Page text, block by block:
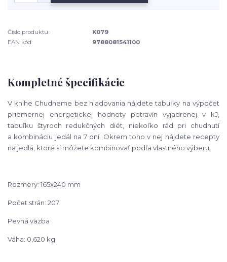
Číslo produktu:
K079
EAN kód:
9788081541100
Kompletné špecifikácie
V knihe Chudneme bez hladovania nájdete tabuľky na výpočet
priemernej energetickej hodnoty potravín vyjadrenej v kJ,
tabuľku štyroch redukčných diét, niekoľko rád pri chudnutí
a kombináciu jedál na 7 dní. Okrem toho v nej nájdete recepty
na jedlá, ktoré si môžete kombinovať podľa vlastného výberu.
Rozmery: 165x240 mm
Počet strán: 207
Pevná väzba
Váha: 0,620 kg